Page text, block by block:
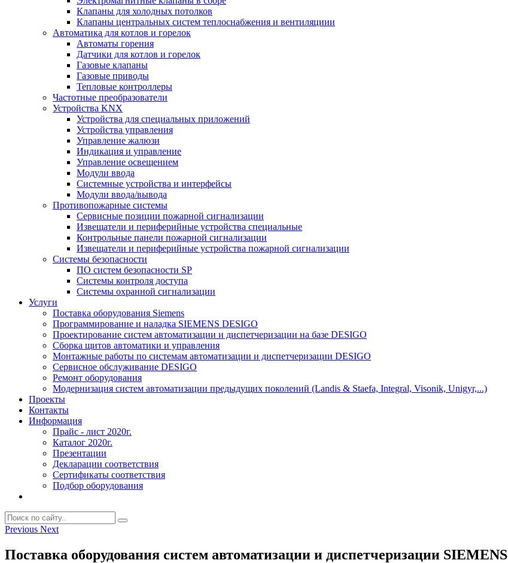
Клапаны для холодных потолков
Клапаны центральных систем теплоснабжения и вентиляциии
Автоматика для котлов и горелок
Автоматы горения
Датчики для котлов и горелок
Газовые клапаны
Газовые приводы
Тепловые контроллеры
Частотные преобразователи
Устройства KNX
Устройства для специальных приложений
Устройства управления
Управление жалюзи
Индикация и управление
Управление освещением
Модули ввода
Системные устройства и интерфейсы
Модули ввода/вывода
Противопожарные системы
Сервисные позиции пожарной сигнализации
Извещатели и периферийные устройства специальные
Контрольные панели пожарной сигнализации
Извещатели и периферийные устройства пожарной сигнализации
Системы безопасности
ПО систем безопасности SP
Системы контроля доступа
Системы охранной сигнализации
Услуги
Поставка оборудования Siemens
Программирование и наладка SIEMENS DESIGO
Проектирование систем автоматизации и диспетчеризации на базе DESIGO
Сборка щитов автоматики и управления
Монтажные работы по системам автоматизации и диспетчеризации DESIGO
Сервисное обслуживание DESIGO
Ремонт оборудования
Модернизация систем автоматизации предыдущих поколений (Landis & Staefa, Integral, Visonik, Unigyr,...)
Проекты
Контакты
Информация
Прайс - лист 2020г.
Каталог 2020г.
Презентации
Декларации соответствия
Сертификаты соответствия
Подбор оборудования
Previous Next
Поставка оборудования систем автоматизации и диспетчеризации SIEMENS